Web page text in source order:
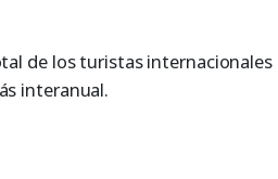
de los turistas internacionales
interanual.